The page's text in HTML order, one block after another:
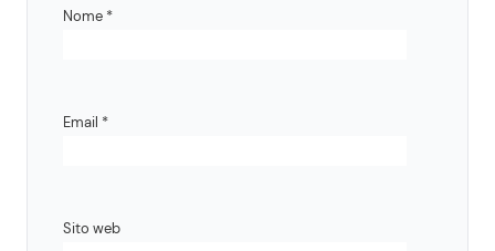
Nome *
Email *
Sito web